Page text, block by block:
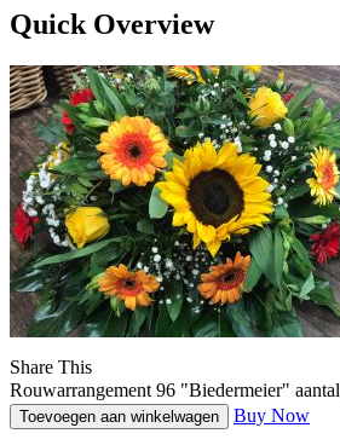
Quick Overview
Share This
Rouwarrangement 96 "Biedermeier" aantal
Toevoegen aan winkelwagen Buy Now